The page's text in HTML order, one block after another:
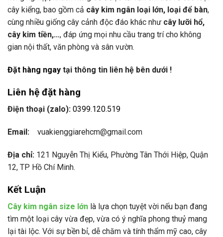
cây kiểng, bao gồm cả cây kim ngân loại lớn, loại để bàn,
cùng nhiều giống cây cảnh độc đáo khác như cây lưỡi hổ,
cây kim tiền,…, đáp ứng mọi nhu cầu trang trí cho không
gian nội thất, văn phòng và sân vườn.
Đặt hàng ngay tại thông tin liên hệ bên dưới !
Liên hệ đặt hàng
Điện thoại (zalo): 0399.120.519
Email: vuakienggiarehcm@gmail.com
Địa chỉ: 121 Nguyễn Thị Kiểu, Phường Tân Thới Hiệp, Quận
12, TP Hồ Chí Minh.
Kết Luận
Cây kim ngân size lớn là lựa chọn tuyệt vời nếu bạn đang
tìm một loại cây vừa đẹp, vừa có ý nghĩa phong thuỷ mang
lại tài lộc. Với sự bền bỉ, dễ chăm và tính thẩm mỹ cao, cây